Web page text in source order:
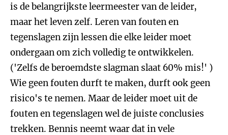
is de belangrijkste leermeester van de leider,
maar het leven zelf. Leren van fouten en
tegenslagen zijn lessen die elke leider moet
ondergaan om zich volledig te ontwikkelen.
('Zelfs de beroemdste slagman slaat 60% mis!' )
Wie geen fouten durft te maken, durft ook geen
risico's te nemen. Maar de leider moet uit de
fouten en tegenslagen wel de juiste conclusies
trekken. Bennis neemt waar dat in vele